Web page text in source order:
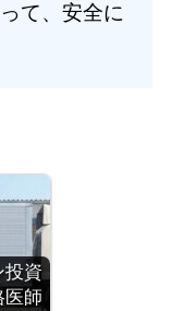
て、安全に
投資
医師